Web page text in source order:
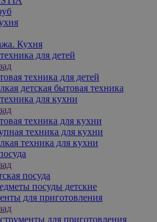
Кухня
для детей
техника для детей
детская бытовая техника
для кухни
техника для кухни
техника для кухни
техника для кухни
посуда
посуды детские
для приготовления
для приготовления